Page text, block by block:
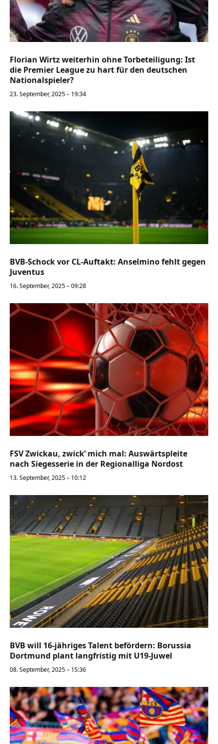
Florian Wirtz weiterhin ohne Torbeteiligung: Ist
die Premier League zu hart für den deutschen
Nationalspieler?
23. September, 2025 – 19:34
BVB-Schock vor CL-Auftakt: Anselmino fehlt gegen
Juventus
16. September, 2025 – 09:28
FSV Zwickau, zwick’ mich mal: Auswärtspleite
nach Siegesserie in der Regionalliga Nordost
13. September, 2025 – 10:12
BVB will 16-jähriges Talent befördern: Borussia
Dortmund plant langfristig mit U19-Juwel
08. September, 2025 – 15:36